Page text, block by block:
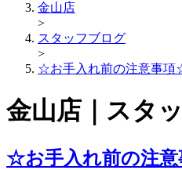
金山店
>
スタッフブログ
>
☆お手入れ前の注意事
金山店｜スタ
☆お手入れ前の注